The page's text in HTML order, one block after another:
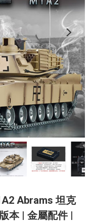
Abrams 坦克
本 | 金屬配件 |